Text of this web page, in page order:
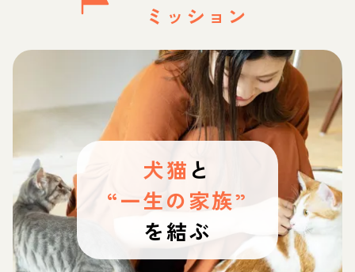
ミッション
犬猫 と
“一生の家族”
を結ぶ